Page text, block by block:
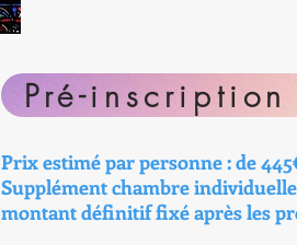
Pré-
Prix estimé par personne : de
Supplément chambre
montant définitif fixé après les